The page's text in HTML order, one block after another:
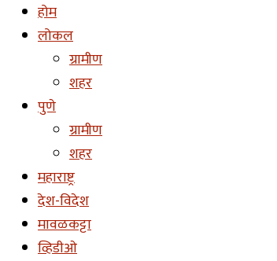
होम
लोकल
ग्रामीण
शहर
पुणे
ग्रामीण
शहर
महाराष्ट्र
देश-विदेश
मावळकट्टा
व्हिडीओ